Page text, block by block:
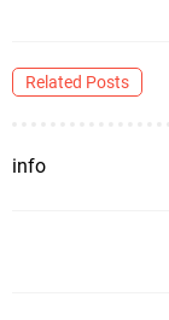
Related Posts
info